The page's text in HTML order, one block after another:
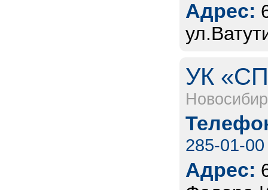
Адрес:
УК
285-01-00
Адрес: